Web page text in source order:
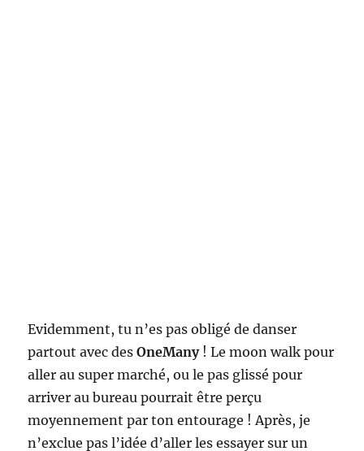
Evidemment, tu n’es pas obligé de danser
partout avec desOneMany ! Le moon walk pour
aller au super marché, ou le pas glissé pour
arriver au bureau pourrait être perçu
moyennement par ton entourage ! Après, je
n’exclue pas l’idée d’aller les essayer sur un